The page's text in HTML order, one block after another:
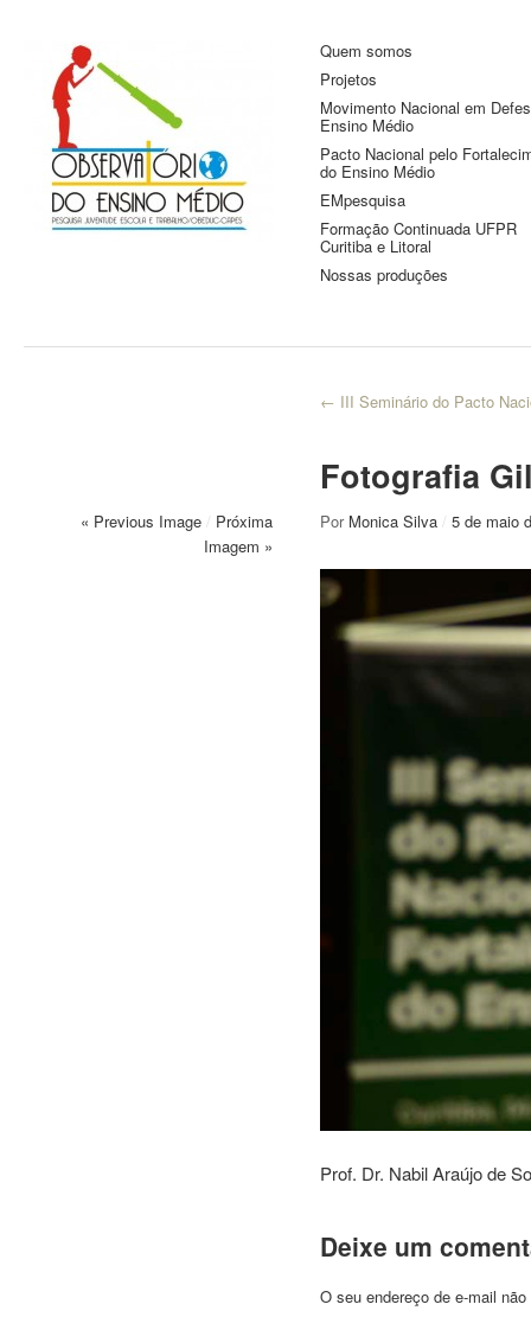
Observatório do
Ensino Médio
Pesquisa Juventude, Escola e
Trabalho
Quem somos
Projetos
Movimento Nacional em
Ensino Médio
Pacto Nacional pelo
do Ensino Médio
EMpesquisa
Formação Continuada UFPR
Curitiba e Litoral
Nossas produções
← III Seminário do Pacto
Fotografia
« Previous Image / Próxima
Imagem »
Por Monica Silva / 5 de maio
Prof. Dr. Nabil Araújo de
Deixe um
O seu endereço de e-mail